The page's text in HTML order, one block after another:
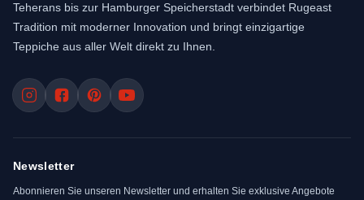
Teherans bis zur Hamburger Speicherstadt verbindet Rugeast
Tradition mit moderner Innovation und bringt einzigartige
Teppiche aus aller Welt direkt zu Ihnen.
Newsletter
Abonnieren Sie unseren Newsletter und erhalten Sie exklusive Angebote